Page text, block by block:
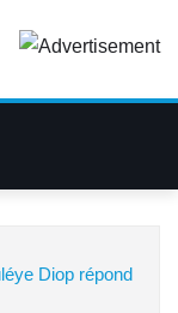
Diop répond